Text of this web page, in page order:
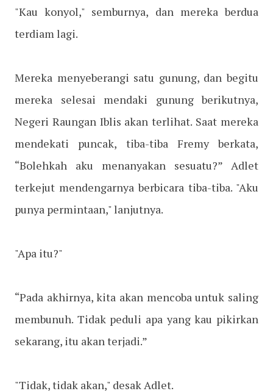
"Kau konyol," semburnya, dan mereka berdua
terdiam lagi.
Mereka menyeberangi satu gunung, dan begitu
mereka selesai mendaki gunung berikutnya,
Negeri Raungan Iblis akan terlihat. Saat mereka
mendekati puncak, tiba-tiba Fremy berkata,
“Bolehkah aku menanyakan sesuatu?” Adlet
terkejut mendengarnya berbicara tiba-tiba. "Aku
punya permintaan," lanjutnya.
"Apa itu?"
“Pada akhirnya, kita akan mencoba untuk saling
membunuh. Tidak peduli apa yang kau pikirkan
sekarang, itu akan terjadi.”
"Tidak, tidak akan," desak Adlet.